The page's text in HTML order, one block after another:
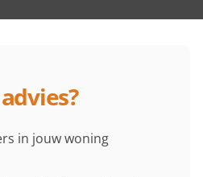
in jouw woning